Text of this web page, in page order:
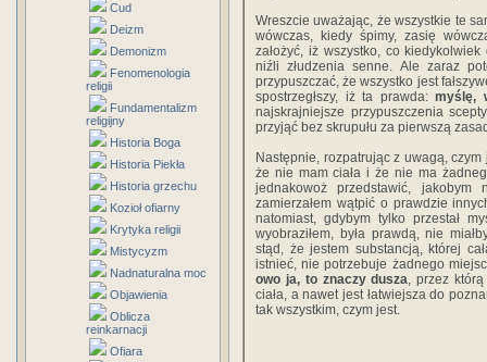
Cud
Deizm
Demonizm
Fenomenologia
religii
Fundamentalizm
religijny
Historia Boga
Historia Piekła
Historia grzechu
Kozioł ofiarny
Krytyka religii
Mistycyzm
Nadnaturalna moc
Objawienia
Oblicza
reinkarnacji
Ofiara
Wreszcie uważając, że wszystkie te
wówczas, kiedy śpimy, zasię
założyć, iż wszystko, co
niźli złudzenia senne. Ale zaraz
przypuszczać, że wszystko jest
spostrzegłszy, iż ta prawda:myślę,
najskrajniejsze przypuszczenia
przyjąć bez skrupułu za pierwszą
Następnie, rozpatrując z uwagą,
że nie mam ciała i że nie ma
jednakowoż przedstawić,
zamierzałem wątpić o prawdzie
natomiast, gdybym tylko przestał
wyobraziłem, była prawdą, nie
stąd, że jestem substancją, której
istnieć, nie potrzebuje żadnego
owo ja, to znaczy dusza, przez
ciała, a nawet jest łatwiejsza do
tak wszystkim, czym jest.